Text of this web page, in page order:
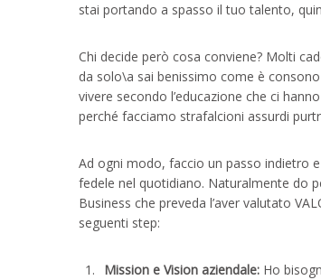
stai portando a spasso il tuo talento,
Chi decide però cosa conviene? Molti
da solo\a sai benissimo come è
vivere secondo l’educazione che ci
perché facciamo strafalcioni assurdi
Ad ogni modo, faccio un passo indietro
fedele nel quotidiano. Naturalmente do
Business che preveda l’aver valutato
seguenti step:
Mission e Vision aziendale: Ho